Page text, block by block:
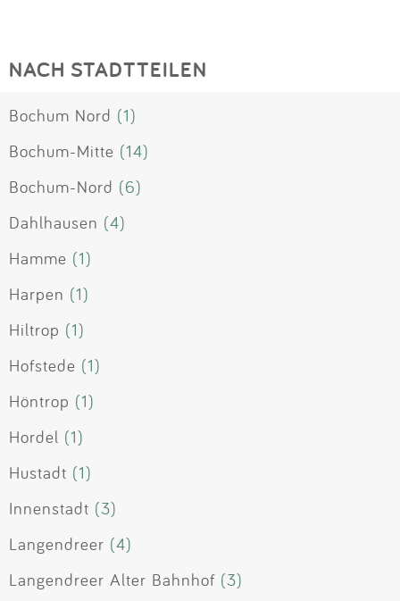
NACH STADTTEILEN
Bochum Nord (1)
Bochum-Mitte (14)
Bochum-Nord (6)
Dahlhausen (4)
Hamme (1)
Harpen (1)
Hiltrop (1)
Hofstede (1)
Höntrop (1)
Hordel (1)
Hustadt (1)
Innenstadt (3)
Langendreer (4)
Langendreer Alter Bahnhof (3)